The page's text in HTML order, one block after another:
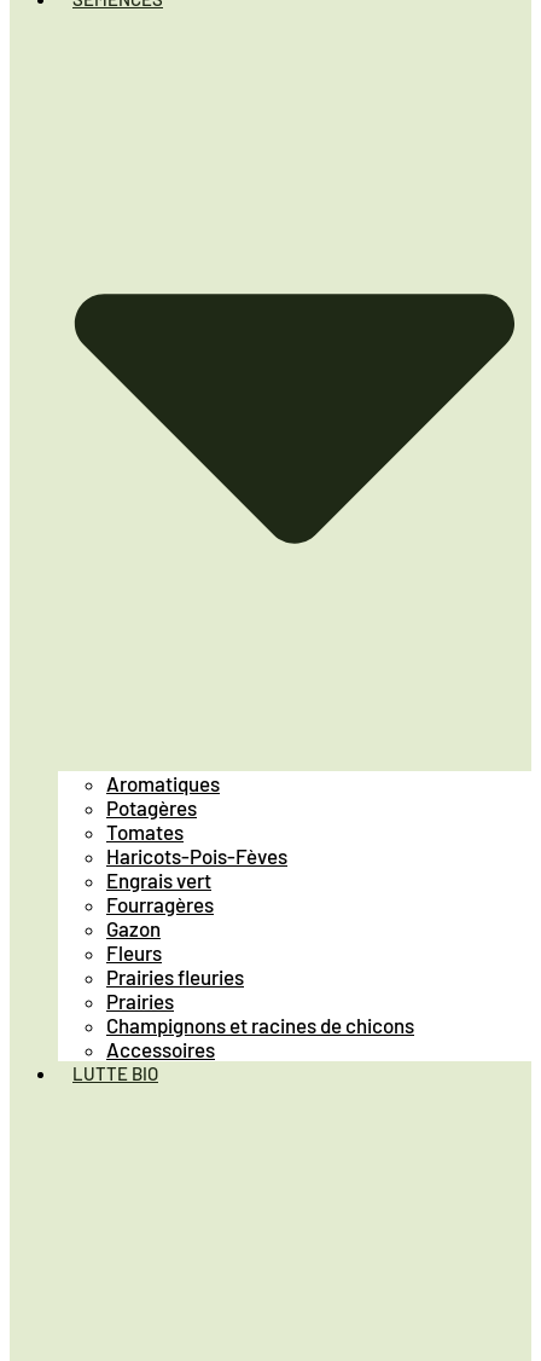
Aromatiques
Potagères
Tomates
Haricots-Pois-Fèves
Engrais vert
Fourragères
Gazon
Fleurs
Prairies fleuries
Prairies
Champignons et racines de chicons
Accessoires
LUTTE BIO